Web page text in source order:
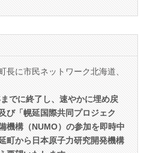
に市民ネットワーク北海道、
でに終了し、速やかに埋め戻
び「幌延国際共同プロジェク
機構（NUMO）の参加を即時中
町から日本原子力研究開発機構